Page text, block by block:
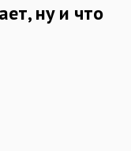
ну и что